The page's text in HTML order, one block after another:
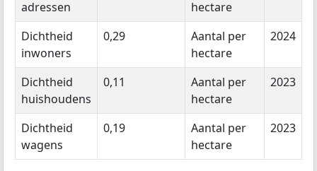
adressen
hectare
Dichtheid
inwoners
0,29
Aantal per
hectare
2024
Dichtheid
huishoudens
0,11
Aantal per
hectare
2023
Dichtheid
wagens
0,19
Aantal per
hectare
2023